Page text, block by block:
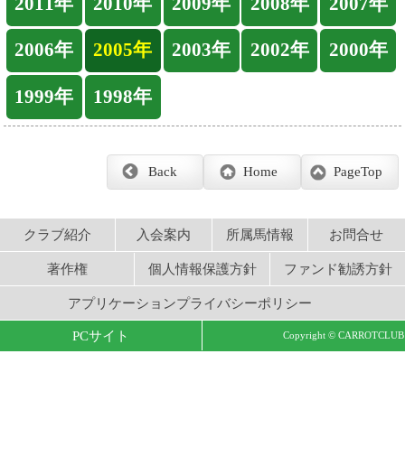
PageTop
Home
Back
クラブ紹介 入会案内 所属馬情報 お問合せ
著作権 個人情報保護方針
アプリケーションプライバシーポリシー